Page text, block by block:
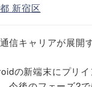
新宿区
信キャリアが展開
の新端末にプリ